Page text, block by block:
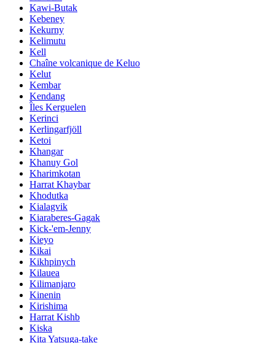
Kawi-Butak
Kebeney
Kekurny
Kelimutu
Kell
Chaîne volcanique de Keluo
Kelut
Kembar
Kendang
Îles Kerguelen
Kerinci
Kerlingarfjöll
Ketoi
Khangar
Khanuy Gol
Kharimkotan
Harrat Khaybar
Khodutka
Kialagvik
Kiaraberes-Gagak
Kick-'em-Jenny
Kieyo
Kikai
Kikhpinych
Kilauea
Kilimanjaro
Kinenin
Kirishima
Harrat Kishb
Kiska
Kita Yatsuga-take